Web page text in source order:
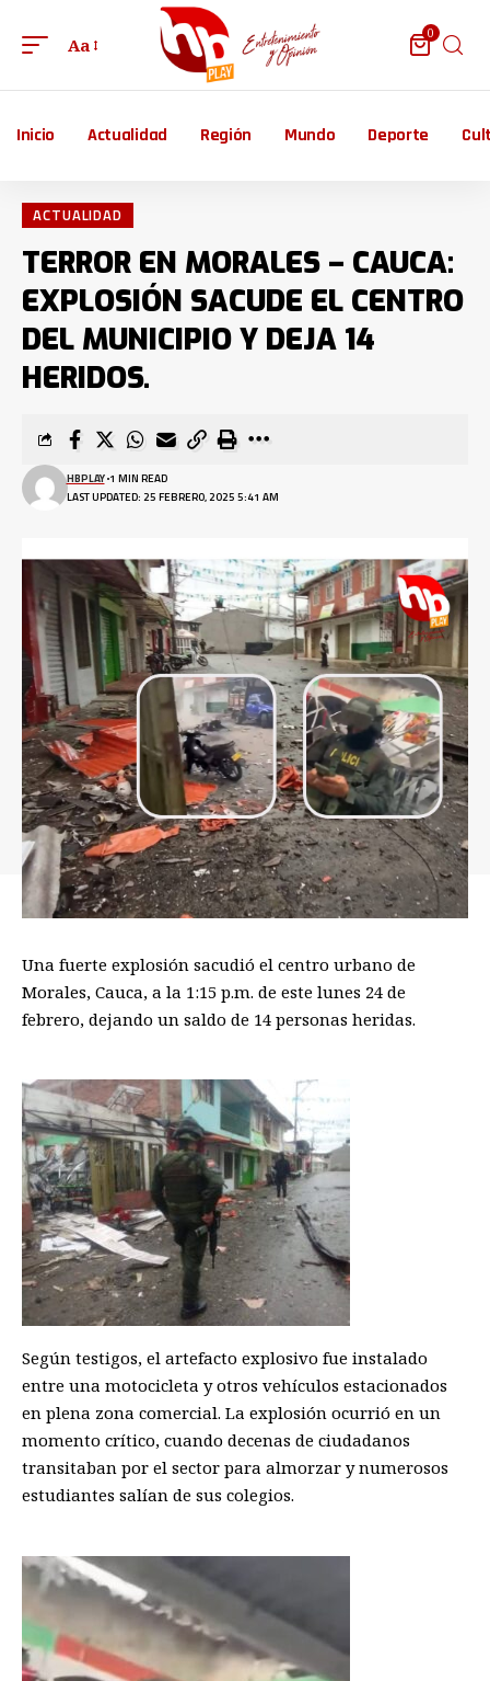
Aa
0
Inicio Actualidad Región Mundo Deporte
ACTUALIDAD
TERROR EN MORALES – CAUCA:
EXPLOSIÓN SACUDE EL CENTRO
DEL MUNICIPIO Y DEJA 14
HERIDOS.
LAST UPDATED: 25 FEBRERO, 2025 5:41 AM
HBPLAY 1 MIN READ
Una fuerte explosión sacudió el centro urbano de
Morales, Cauca, a la 1:15 p.m. de este lunes 24 de
febrero, dejando un saldo de 14 personas heridas.
Según testigos, el artefacto explosivo fue instalado
entre una motocicleta y otros vehículos estacionados
en plena zona comercial. La explosión ocurrió en un
momento crítico, cuando decenas de ciudadanos
transitaban por el sector para almorzar y numerosos
estudiantes salían de sus colegios.